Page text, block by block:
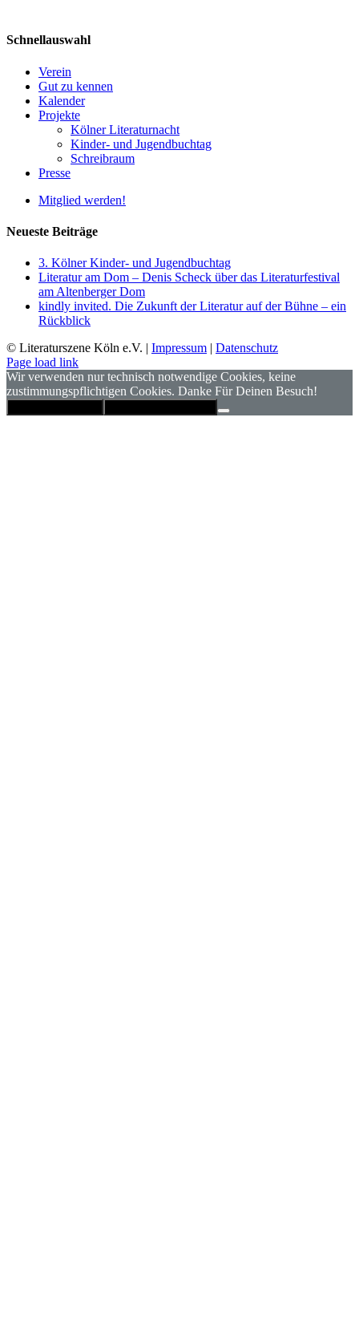
Schnellauswahl
Verein
Gut zu kennen
Kalender
Projekte
Kölner Literaturnacht
Kinder- und Jugendbuchtag
Schreibraum
Presse
Mitglied werden!
Neueste Beiträge
3. Kölner Kinder- und Jugendbuchtag
Literatur am Dom – Denis Scheck über das Literaturfestival
am Altenberger Dom
kindly invited. Die Zukunft der Literatur auf der Bühne – ein
Rückblick
© Literaturszene Köln e.V. | Impressum | Datenschutz
Page load link
Wir verwenden nur technisch notwendige Cookies, keine
zustimmungspflichtigen Cookies. Danke Für Deinen Besuch!